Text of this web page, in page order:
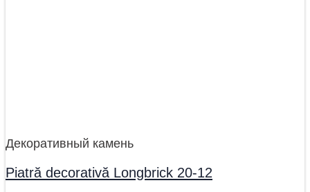
Декоративный камень
Piatră decorativă Longbrick 20-12